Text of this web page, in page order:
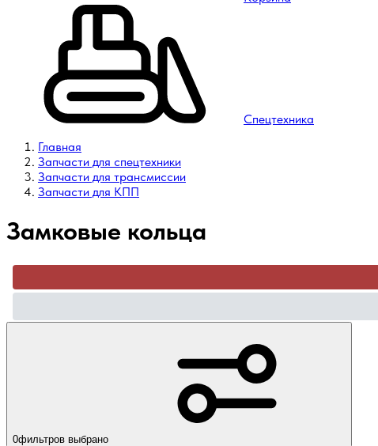
Спецтехника
Главная
Запчасти для спецтехники
Запчасти для трансмиссии
Запчасти для КПП
Замковые кольца
0фильтров выбрано